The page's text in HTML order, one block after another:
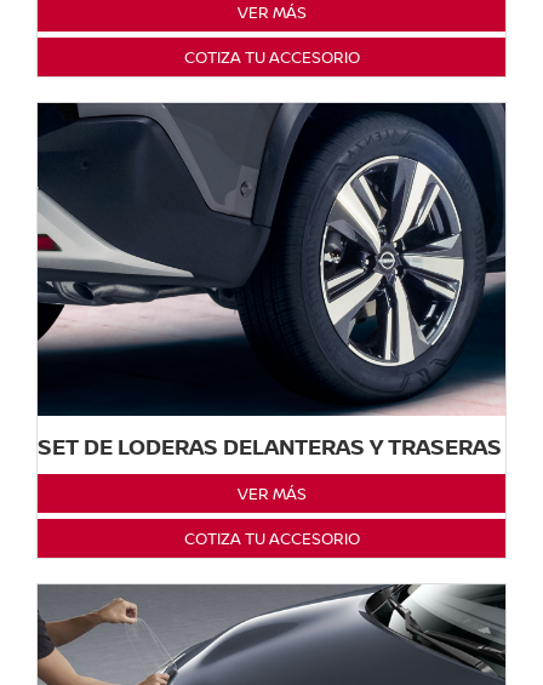
VER MÁS
COTIZA TU ACCESORIO
SET DE LODERAS DELANTERAS Y TRASERAS
VER MÁS
COTIZA TU ACCESORIO